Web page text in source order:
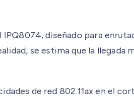
diseñado para
se estima que la llegada
de red 802.11ax en el